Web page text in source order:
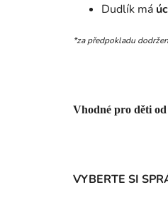
Dudlík má
*za předpokladu
Vhodné pro děti od
VYBERTE SI